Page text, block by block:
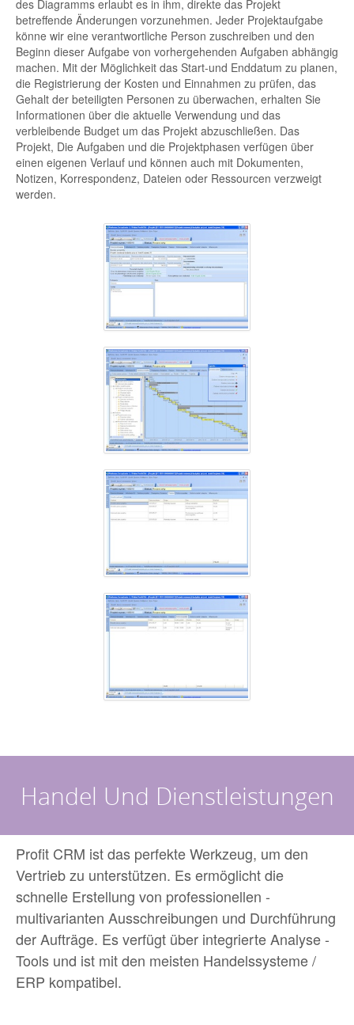
des Diagramms erlaubt es in ihm, direkte das Projekt
betreffende Änderungen vorzunehmen. Jeder Projektaufgabe
könne wir eine verantwortliche Person zuschreiben und den
Beginn dieser Aufgabe von vorhergehenden Aufgaben abhängig
machen. Mit der Möglichkeit das Start-und Enddatum zu planen,
die Registrierung der Kosten und Einnahmen zu prüfen, das
Gehalt der beteiligten Personen zu überwachen, erhalten Sie
Informationen über die aktuelle Verwendung und das
verbleibende Budget um das Projekt abzuschließen. Das
Projekt, Die Aufgaben und die Projektphasen verfügen über
einen eigenen Verlauf und können auch mit Dokumenten,
Notizen, Korrespondenz, Dateien oder Ressourcen verzweigt
werden.
Handel Und Dienstleistungen
Profit CRM ist das perfekte Werkzeug, um den
Vertrieb zu unterstützen. Es ermöglicht die
schnelle Erstellung von professionellen -
multivarianten Ausschreibungen und Durchführung
der Aufträge. Es verfügt über integrierte Analyse -
Tools und ist mit den meisten Handelssysteme /
ERP kompatibel.